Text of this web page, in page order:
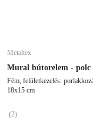
Metaltex
Mural bútorelem - polc
Fém, felületkezelés:
18x15 cm
(2)